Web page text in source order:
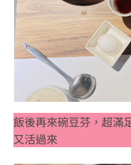
飯後再來碗豆芬，超滿
又活過來